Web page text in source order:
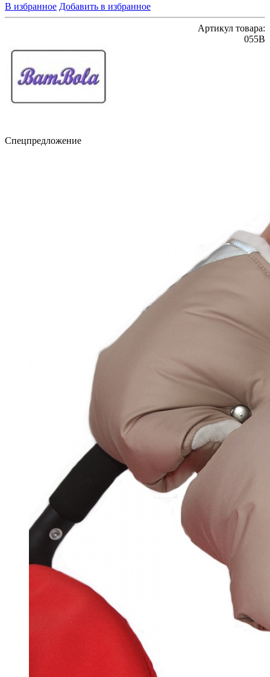
В избранное Добавить в избранное
Артикул товара:
055В
Спецпредложение